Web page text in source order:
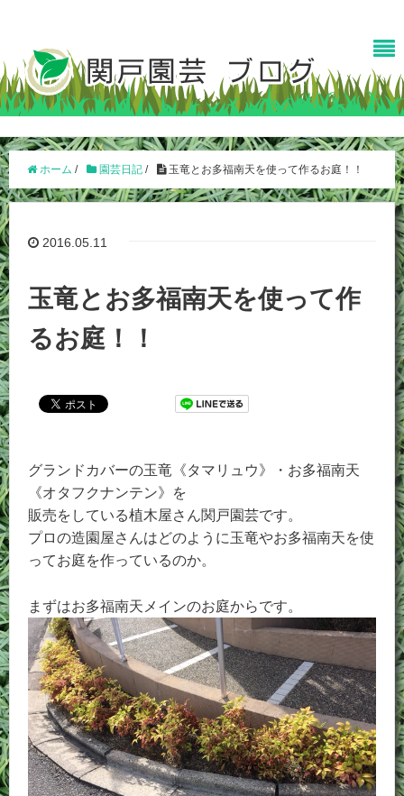
ホーム / 園芸日記 / 玉竜とお多福南天を使って作るお庭！！
2016.05.11
玉竜とお多福南天を使って作
るお庭！！
グランドカバーの玉竜《タマリュウ》・お多福南天
《オタフクナンテン》を
販売をしている植木屋さん関戸園芸です。
プロの造園屋さんはどのように玉竜やお多福南天を使
ってお庭を作っているのか。
まずはお多福南天メインのお庭からです。